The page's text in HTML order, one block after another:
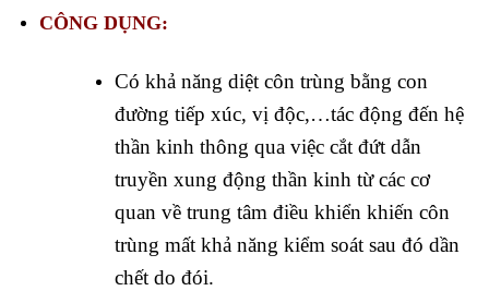
CÔNG DỤNG:
Có khả năng diệt côn trùng bằng con
đường tiếp xúc, vị độc,…tác động đến hệ
thần kinh thông qua việc cắt đứt dẫn
truyền xung động thần kinh từ các cơ
quan về trung tâm điều khiển khiến côn
trùng mất khả năng kiểm soát sau đó dần
chết do đói.